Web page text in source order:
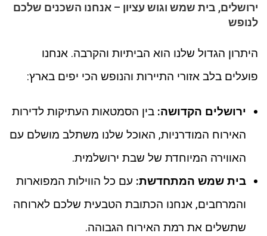
ירושלים, בית שמש וגוש עציון – אנחנו השכנים שלכם
לנופש
היתרון הגדול שלנו הוא הביתיות והקרבה. אנחנו
פועלים בלב אזורי התיירות והנופש הכי יפים בארץ:
ירושלים הקדושה: בין הסמטאות העתיקות לדירות
האירוח המודרניות, האוכל שלנו משתלב מושלם עם
האווירה המיוחדת של שבת ירושלמית.
בית שמש המתחדשת: עם כל הווילות המפוארות
והמרחבים, אנחנו הכתובת הטבעית שלכם לארוחה
שתשלים את רמת האירוח הגבוהה.